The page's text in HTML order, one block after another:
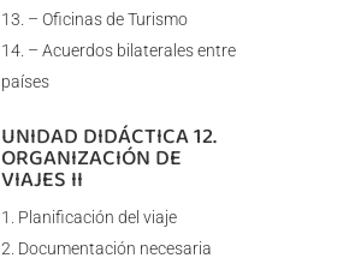
– Oficinas de Turismo
– Acuerdos bilaterales entre
países
UNIDAD DIDÁCTICA 12.
ORGANIZACIÓN DE
VIAJES II
Planificación del viaje
Documentación necesaria